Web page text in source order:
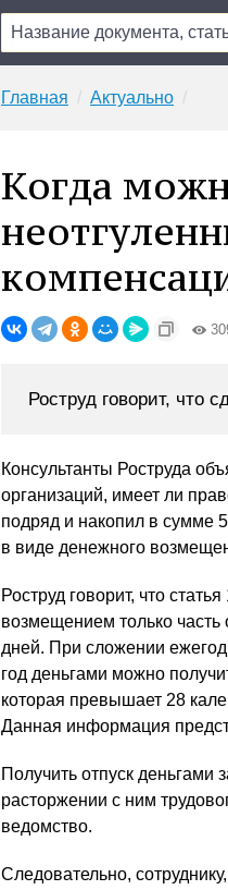
Главная Актуально
Когда
Роструд говорит, что
Консультанты Роструда
организаций, имеет ли
подряд и накопил в сумме
в виде денежного
Роструд говорит, что
возмещением только
дней. При сложении
год деньгами можно
которая превышает 28
Данная информация
Получить отпуск деньгами
расторжении с ним
ведомство.
Следовательно,